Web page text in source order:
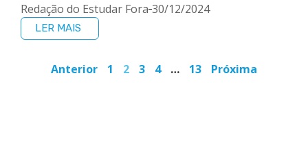
Redação do Estudar Fora 30/12/2024
LER MAIS
Anterior 1 2 3 4 … 13 Próxima